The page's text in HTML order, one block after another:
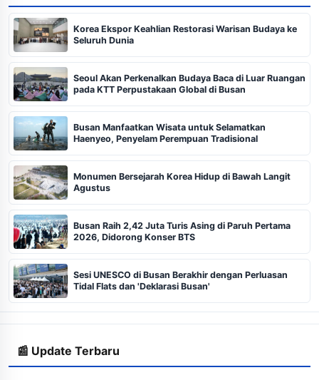
Korea Ekspor Keahlian Restorasi Warisan Budaya ke
Seluruh Dunia
Seoul Akan Perkenalkan Budaya Baca di Luar Ruangan
pada KTT Perpustakaan Global di Busan
Busan Manfaatkan Wisata untuk Selamatkan
Haenyeo, Penyelam Perempuan Tradisional
Monumen Bersejarah Korea Hidup di Bawah Langit
Agustus
Busan Raih 2,42 Juta Turis Asing di Paruh Pertama
2026, Didorong Konser BTS
Sesi UNESCO di Busan Berakhir dengan Perluasan
Tidal Flats dan 'Deklarasi Busan'
📰 Update Terbaru